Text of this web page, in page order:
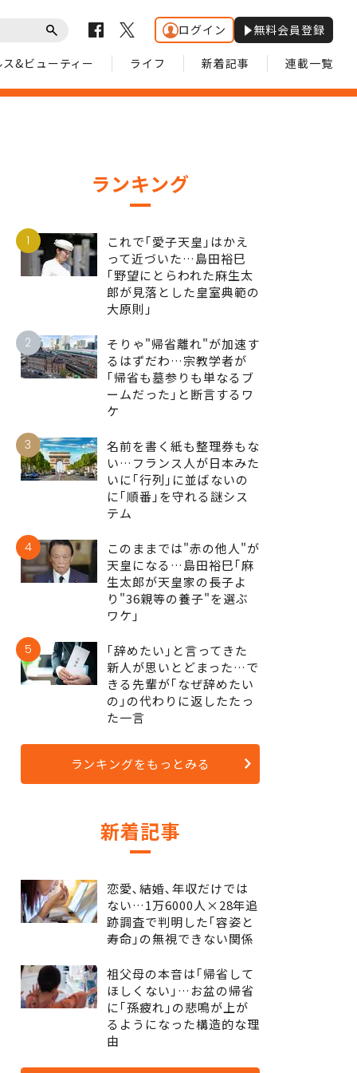
ログイン 無料会員登録
ス&ビューティー ライフ 新着記事 連載一覧
ランキング
1
これで｢愛子天皇｣はかえ
って近づいた…島田裕巳
｢野望にとらわれた麻生太
郎が見落とした皇室典範の
大原則｣
2
そりゃ"帰省離れ"が加速す
るはずだわ…宗教学者が
｢帰省も墓参りも単なるブ
ームだった｣と断言するワ
ケ
3
名前を書く紙も整理券もな
い…フランス人が日本みた
いに｢行列｣に並ばないの
に｢順番｣を守れる謎シス
テム
4
このままでは"赤の他人"が
天皇になる…島田裕巳｢麻
生太郎が天皇家の長子よ
り"36親等の養子"を選ぶ
ワケ｣
5
｢辞めたい｣と言ってきた
新人が思いとどまった…で
きる先輩が｢なぜ辞めたい
の｣の代わりに返したたっ
た一言
ランキングをもっとみる
新着記事
恋愛､結婚､年収だけでは
ない…1万6000人×28年追
跡調査で判明した｢容姿と
寿命｣の無視できない関係
祖父母の本音は｢帰省して
ほしくない｣…お盆の帰省
に｢孫疲れ｣の悲鳴が上が
るようになった構造的な理
由